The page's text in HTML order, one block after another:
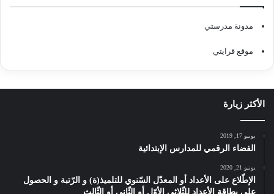
مدونة مدرستي
موقع قرايتي
الأكثر زيارة
يونيو 17, 2019
الفضاء الرقمي للمدارس الإبتدائية
يونيو 21, 2020
الإطّلاع على الأعداد أو المعدّل السّنوي للتلميذ(ة) و الرّتبة و الحصول
على بطاقة الأعداد للثّلاثي الأوّل أو الثّاني أو الثّالث